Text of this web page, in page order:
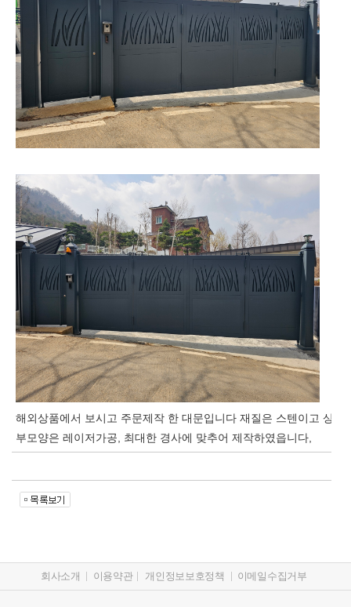
해외상품에서 보시고 주문제작 한 대문입니다 재질은 스텐이고 상
부모양은 레이저가공, 최대한 경사에 맞추어 제작하였읍니다,
회사소개 이용약관 개인정보보호정책 이메일수집거부